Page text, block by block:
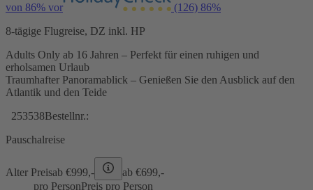
von 86% vor (126) 86%
8-tägige Flugreise, DZ inkl. HP
Adults Only ab 16 Jahren – Perfekt für einen ruhigen und
erholsamen Urlaub
Traumhafter Panoramablick – Genießen Sie den Ausblick auf den
Atlantik und den Teide
253538Bestellnr.:
Pauschalreise
Alter Preisab €999,- ab €699,-
pro PersonPreis pro Person